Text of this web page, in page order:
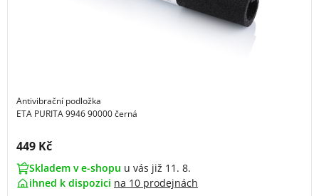
Antivibrační podložka
ETA PURITA 9946 90000 černá
Cena s DPH:
449 Kč
Skladem v e-shopu u vás již 11. 8.
ihned k dispozici na 10 prodejnách